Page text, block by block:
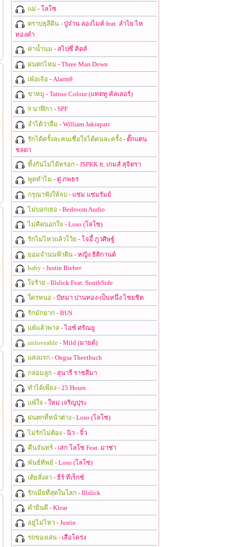
แม่ - โลโซ
ตราบธุลีดิน- ปู่จ๋าน ลองไมค์ feat. ลำไย ไห
ทองคำ
ค่าน้ำนม - สไปซี่ คิดส์
ฝนตกไหม - Three Man Down
เพ้อเจ้อ - Alarm9
ขาหมู - Tattoo Colour (แทตทู คัลเลอร์)
9 นาฬิกา - SPF
จำได้ว่าลืม - William Jakrapatr
รักได้ครั้งละคนเชื่อใจได้คนละครั้ง- ตั๊กแตน
ชลดา
ทิ้งกันไม่ได้หรอก - JSPKK ft. เกมส์ สุจิตรา
พูดทำไม - ตู่ ภพธร
กรุณาฟังให้จบ- แช่ม แช่มรัมย์
ไม่บอกเธอ - Bedroom Audio
ไม่คิดนอกใจ - Loso (โลโซ)
รักไม่ไหวแล้วโว้ย - โจอี้ ภูวศิษฐ์
ยอมจำนนฟ้าดิน- หญิง ธิติกานต์
baby- Justin Bieber
ใจร้าย - Illslick Feat. SouthSide
ใครหนอ - ปัทมา ปานทอง-เป็นหนึ่ง ไชยชิต
รักมักยาก - BUS
แพ้แล้วพาล - ไอซ์ ศรัณยู
unloveable- Mild (มายด์)
แสงแรก - Ongsa Theethuch
กล่อมลูก - สุนารี ราชสีมา
ทำได้เพียง- 25 Hours
แพ้ใจ - ใหม่ เจริญปุระ
ฝนตกที่หน้าต่าง- Loso (โลโซ)
ไม่รักไม่ต้อง- นิว - จิ๋ว
คืนจันทร์- เสก โลโซ Feat. มาช่า
พันธ์ทิพย์ - Loso (โลโซ)
เต้ยสั่งลา - ธีร์ ทีเร็กซ์
รักเมียที่สุดในโลก - Illslick
คำยินดี- Klear
อยู่ไม่ไหว- Justin
รถของเล่น- เสือโคร่ง